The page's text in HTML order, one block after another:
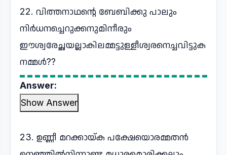
22. വിത്തനാഥന്റെ ബേബിക്കു പാലും
നിര്‍ധനച്ചെറുക്കനുമിനീരും
ഈശ്വരേച്ഛയല്ലാകിലമ്മട്ടുള്ളീശ്വരനെച്ചവിട്ടുക
നമ്മള്‍??
Answer:
Show Answer
23. ഉണ്ണീ മറക്കായ്ക പക്ഷേയൊരമ്മതന്‍